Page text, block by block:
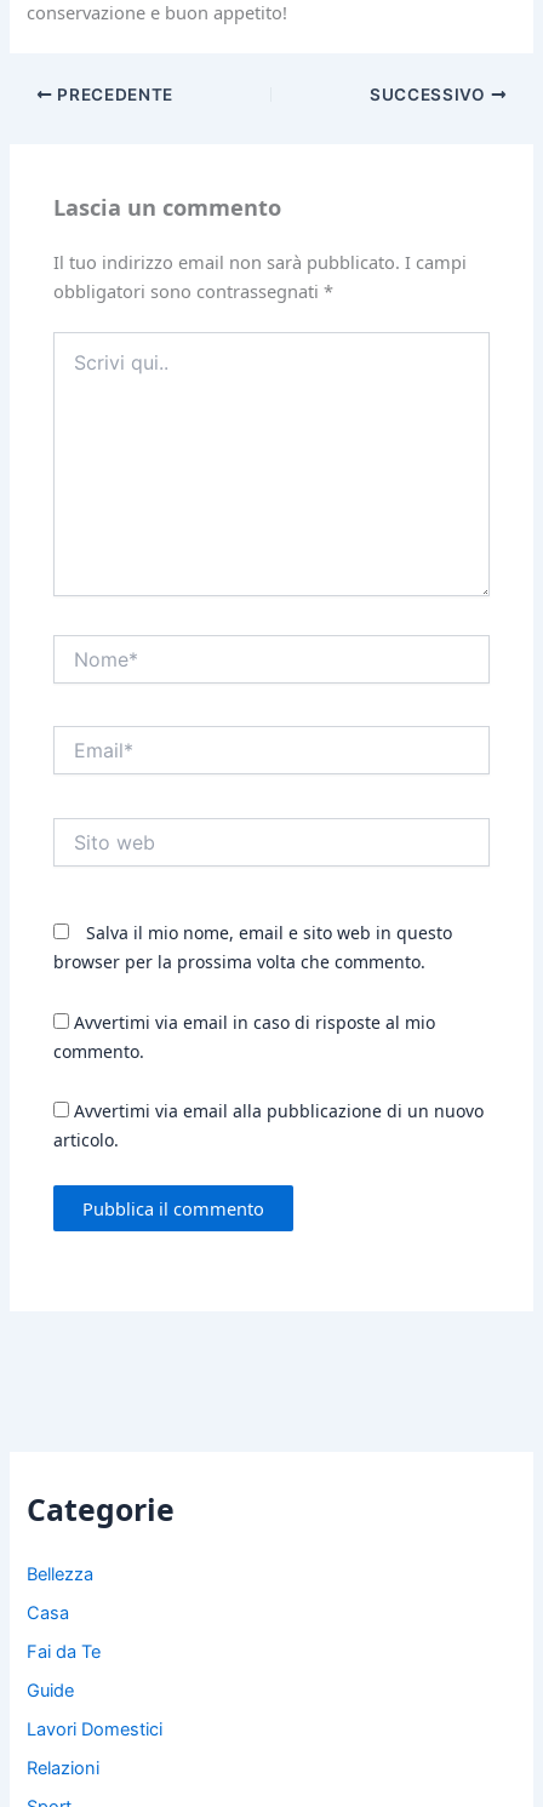
conservazione e buon appetito!
PRECEDENTE SUCCESSIVO
Lascia un commento
Il tuo indirizzo email non sarà pubblicato. I campi
obbligatori sono contrassegnati*
qui..
web
Salva il mio nome, email e sito web in questo
browser per la prossima volta che commento.
Avvertimi via email in caso di risposte al mio
commento.
Avvertimi via email alla pubblicazione di un nuovo
articolo.
Categorie
Bellezza
Casa
Fai da Te
Guide
Lavori Domestici
Relazioni